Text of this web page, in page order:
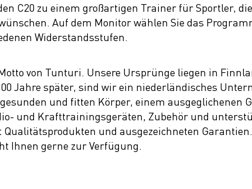
C20 zu einem großartigen Trainer für Sportler,
Auf dem Monitor wählen Sie das
Widerstandsstufen.
von Tunturi. Unsere Ursprünge liegen in
Jahre später, sind wir ein niederländisches
und fitten Körper, einem ausgeglichenen
und Krafttrainingsgeräten, Zubehör und
und ausgezeichneten
Ihnen gerne zur Verfügung.